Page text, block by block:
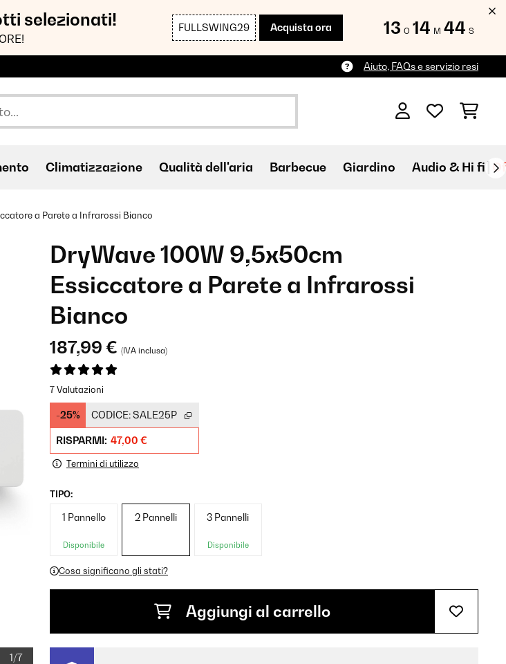
selezionati! FULLSWING29 Acquista ora 13 O 14 M 43 S
Aiuto, FAQs e servizio resi
Climatizzazione Qualità dell'aria Barbecue Giardino Audio & Hi fi
a Parete a Infrarossi Bianco
1/7
DryWave 100W 9,5x50cm
Essiccatore a Parete a Infrarossi
Bianco
187,99 € (IVA inclusa)
7 Valutazioni
-25% CODICE:SALE25P
RISPARMI: 47,00 €
Termini di utilizzo
TIPO:
1 Pannello
Disponibile
2 Pannelli 3 Pannelli
Disponibile
Cosa significano gli stati?
Aggiungi al carrello